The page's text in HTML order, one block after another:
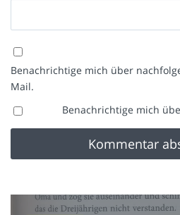
Benachrichtige mich über
Mail.
Benachrichtige mich